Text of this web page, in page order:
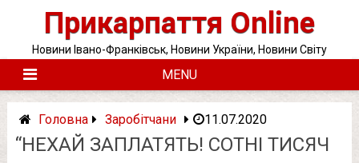
Прикарпаття Online
Новини Івано-Франківськ, Новини України, Новини Світу
MENU
Головна Заробітчани 11.07.2020
“НЕХАЙ ЗАПЛАТЯТЬ! СОТНІ ТИСЯЧ